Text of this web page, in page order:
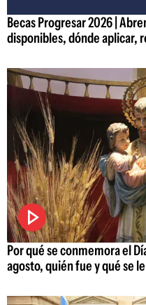
Becas Progresar 2026 |
disponibles, dónde aplicar,
Por qué se conmemora el
agosto, quién fue y qué se